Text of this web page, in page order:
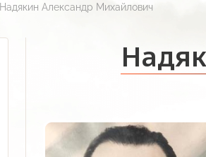
Надякин Александр Михайлович